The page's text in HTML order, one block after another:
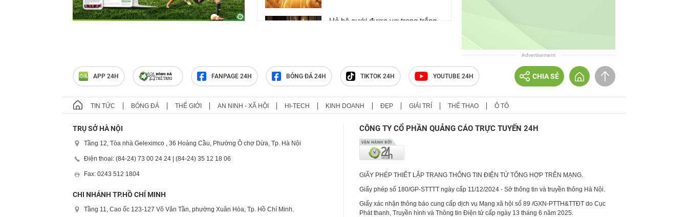
Hả hê cưới được vợ trong trắng,
Đi qua nửa đời người mới hiểu:
Không cần giàu có hay quyền lực,
sở hữu 2 điều này đã là người
thành công
Advertisement
APP 24H FANPAGE 24H BÓNG ĐÁ 24H TIKTOK 24H YOUTUBE 24H CHIA SẺ
TIN TỨC BÓNG ĐÁ THẾ GIỚI AN NINH - XÃ HỘI HI-TECH KINH DOANH ĐẸP GIẢI TRÍ THỂ THAO Ô TÔ
TRỤ SỞ HÀ NỘI
Tầng 12, Tòa nhà Geleximco , 36 Hoàng Cầu, Phường Ô chợ Dừa, Tp. Hà Nội
Điện thoại: (84-24) 73 00 24 24 | (84-24) 35 12 18 06
Fax: 0243 512 1804
CHI NHÁNH TP.HỒ CHÍ MINH
Tầng 11, Cao ốc 123-127 Võ Văn Tần, phường Xuân Hòa, Tp. Hồ Chí Minh.
CÔNG TY CỔ PHẦN QUẢNG CÁO TRỰC TUYẾN 24H
GIẤY PHÉP THIẾT LẬP TRANG THÔNG TIN ĐIỆN TỬ TỔNG HỢP TRÊN MẠNG.
Giấy phép số 180/GP-STTTT ngày cấp 11/12/2024 - Sở thông tin và truyền thông Hà Nội.
Giấy xác nhận thông báo cung cấp dịch vụ Mạng xã hội số 89 /GXN-PTTH&TTĐT do Cục
Phát thanh, Truyền hình và Thông tin Điện tử cấp ngày 13 tháng 6 năm 2025.